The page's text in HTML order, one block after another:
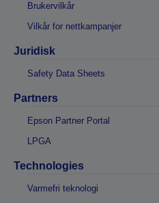
Brukervilkår
Vilkår for nettkampanjer
Juridisk
Safety Data Sheets
Partners
Epson Partner Portal
LPGA
Technologies
Varmefri teknologi